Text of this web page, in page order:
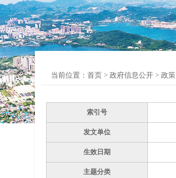
当前位置： 首页 > 政府信息公开 > 政策
索引号
发文单位
生效日期
主题分类